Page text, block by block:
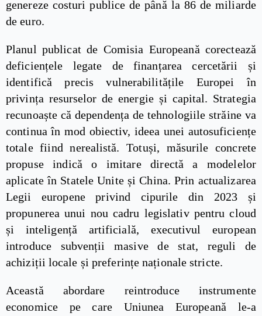
genereze costuri publice de până la 86 de miliarde
de euro.
Planul publicat de Comisia Europeană corectează
deficiențele legate de finanțarea cercetării și
identifică precis vulnerabilitățile Europei în
privința resurselor de energie și capital. Strategia
recunoaște că dependența de tehnologiile străine va
continua în mod obiectiv, ideea unei autosuficiențe
totale fiind nerealistă. Totuși, măsurile concrete
propuse indică o imitare directă a modelelor
aplicate în Statele Unite și China. Prin actualizarea
Legii europene privind cipurile din 2023 și
propunerea unui nou cadru legislativ pentru cloud
și inteligență artificială, executivul european
introduce subvenții masive de stat, reguli de
achiziții locale și preferințe naționale stricte.
Această abordare reintroduce instrumente
economice pe care Uniunea Europeană le-a